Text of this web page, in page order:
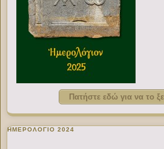
Πατήστε εδώ για να το
ΗΜΕΡΟΛΟΓΙΟ 2024